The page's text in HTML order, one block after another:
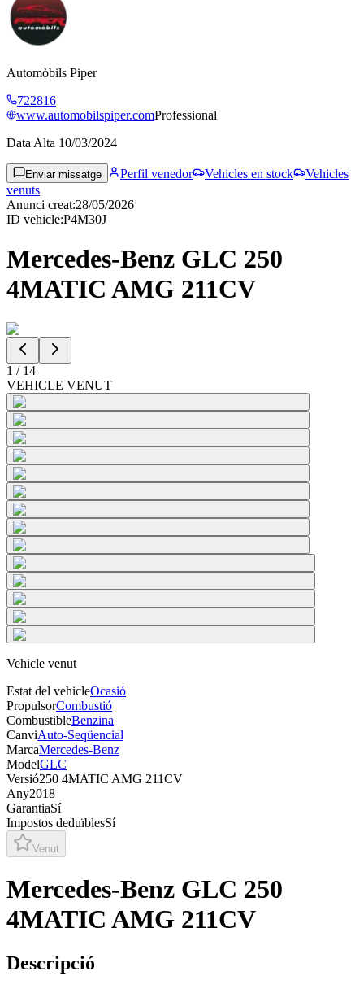
Automòbils Piper
722816
www.automobilspiper.comProfessional
Data Alta 10/03/2024
Enviar missatge Perfil venedor Vehicles en stock
Vehicles
venuts
Anunci creat:28/05/2026
ID vehicle:P4M30J
Mercedes-Benz GLC 250
4MATIC AMG 211CV
1 / 14
VEHICLE VENUT
Vehicle venut
Estat del vehicleOcasió
PropulsorCombustió
CombustibleBenzina
CanviAuto-Seqüencial
MarcaMercedes-Benz
ModelGLC
Versió250 4MATIC AMG 211CV
Any2018
GarantiaSí
Impostos deduïblesSí
Venut
Mercedes-Benz GLC 250
4MATIC AMG 211CV
Descripció